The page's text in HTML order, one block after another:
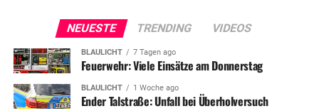
NEUESTE TRENDING VIDEOS
BLAULICHT 7 Tagen ago
Feuerwehr: Viele Einsätze am Donnerstag
BLAULICHT 1 Woche ago
Ender Talstraße: Unfall bei Überholversuch